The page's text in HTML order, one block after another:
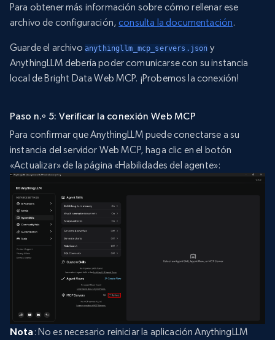
Para obtener más información sobre cómo rellenar ese
archivo de configuración,consulta la documentación.
Guarde el archivo anythingllm_mcp_servers.json y
AnythingLLM debería poder comunicarse con su instancia
local de Bright Data Web MCP. ¡Probemos la conexión!
Paso n.º 5: Verificar la conexión Web MCP
Para confirmar que AnythingLLM puede conectarse a su
instancia del servidor Web MCP, haga clic en el botón
«Actualizar» de la página «Habilidades del agente»:
Nota: No es necesario reiniciar la aplicación AnythingLLM